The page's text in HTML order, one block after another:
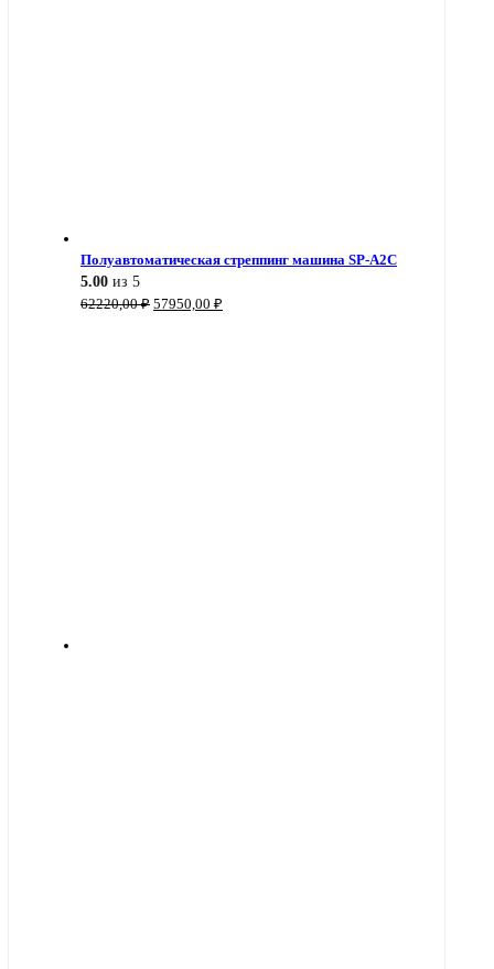
Полуавтоматическая стреппинг машина SP-A2C
5.00 из 5
62220,00₽ Первоначальная
57950,00 ₽